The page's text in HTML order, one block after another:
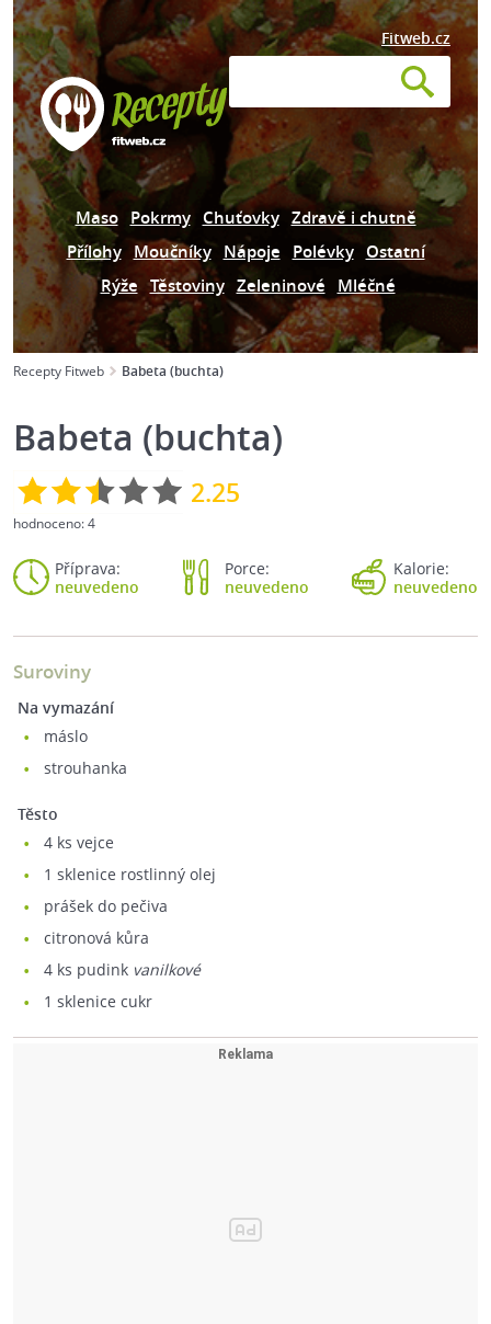
Fitweb.cz
Maso Pokrmy Chuťovky Zdravě i chutně
Přílohy Moučníky Nápoje Polévky Ostatní
Rýže Těstoviny Zeleninové Mléčné
Recepty Fitweb Babeta (buchta)
Babeta (buchta)
2.25
hodnoceno:4
Příprava:
neuvedeno
Porce:
neuvedeno
Kalorie:
neuvedeno
Suroviny
Na vymazání
máslo
strouhanka
Těsto
4 ks vejce
1 sklenice rostlinný olej
prášek do pečiva
citronová kůra
4 ks pudink vanilkové
1 sklenice cukr